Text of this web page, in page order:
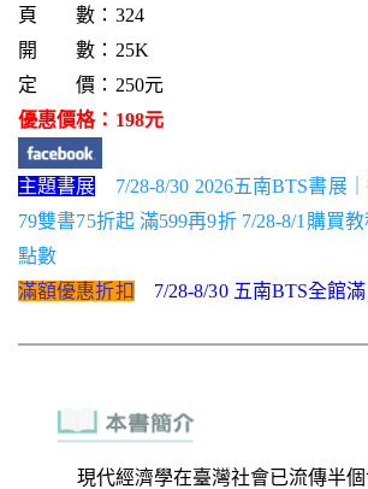
頁 數：324
開 數：25K
定 價：250元
優惠價格：198元
主題書展
7/28-8/30 2026五南BTS書展
79雙書75折起 滿599再9折 7/28-8/1購買
點數
滿額優惠折扣
7/28-8/30 五南BTS全館